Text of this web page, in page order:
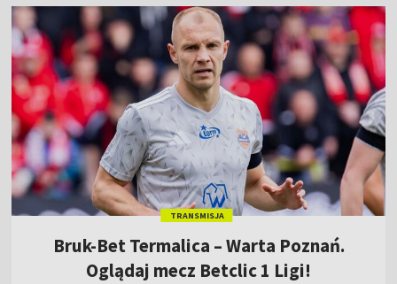
TRANSMISJA
Bruk-Bet Termalica – Warta Poznań.
Oglądaj mecz Betclic 1 Ligi!